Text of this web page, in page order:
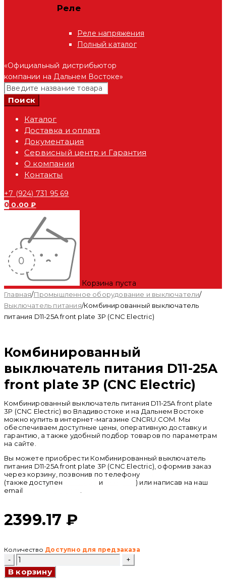
Реле
Реле напряжения
Полный каталог
«Официальный дистрибьютор
компании на Дальнем Востоке»
Каталог
Доставка и оплата
Документация
Сервисный центр и Гарантия
О компании
Контакты
+7 (924) 731 95 69
0 0.00₽
Корзина пуста
Главная/Промышленное оборудование и выключатели/
Выключатель питания/Комбинированный выключатель
питания D11-25A front plate 3P (CNC Electric)
Комбинированный
выключатель питания D11-25A
front plate 3P (CNC Electric)
Комбинированный выключатель питания D11-25A front plate
3P (CNC Electric) во Владивостоке и на Дальнем Востоке
можно купить в интернет-магазине CNCRU.COM. Мы
обеспечиваем доступные цены, оперативную доставку и
гарантию, а также удобный подбор товаров по параметрам
на сайте.
Вы можете приобрести Комбинированный выключатель
питания D11-25A front plate 3P (CNC Electric), оформив заказ
через корзину, позвонив по телефону
(также доступен
и telegram) или написав на наш
email
2399.17 ₽
Количество Доступно для предзаказа
Количество
товара
Комбинированный
В корзину